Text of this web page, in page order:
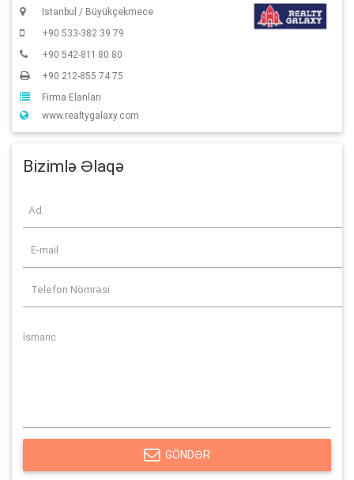
Istanbul / Büyükçekmece
+90 533-382 39 79
+90 542-811 80 80
+90 212-855 74 75
Firma Elanları
www.realtygalaxy.com
Bizimlə Əlaqə
GÖNDƏR